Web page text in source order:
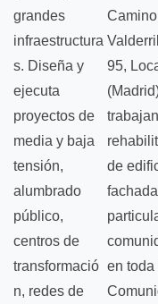
grandes
infraestructura
s. Diseña y
ejecuta
proyectos de
media y baja
tensión,
alumbrado
público,
centros de
transformació
n, redes de
95,
de
en toda